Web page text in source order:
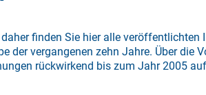
finden Sie hier alle veröffentlichten
der vergangenen zehn Jahre. Über die
rückwirkend bis zum Jahr 2005